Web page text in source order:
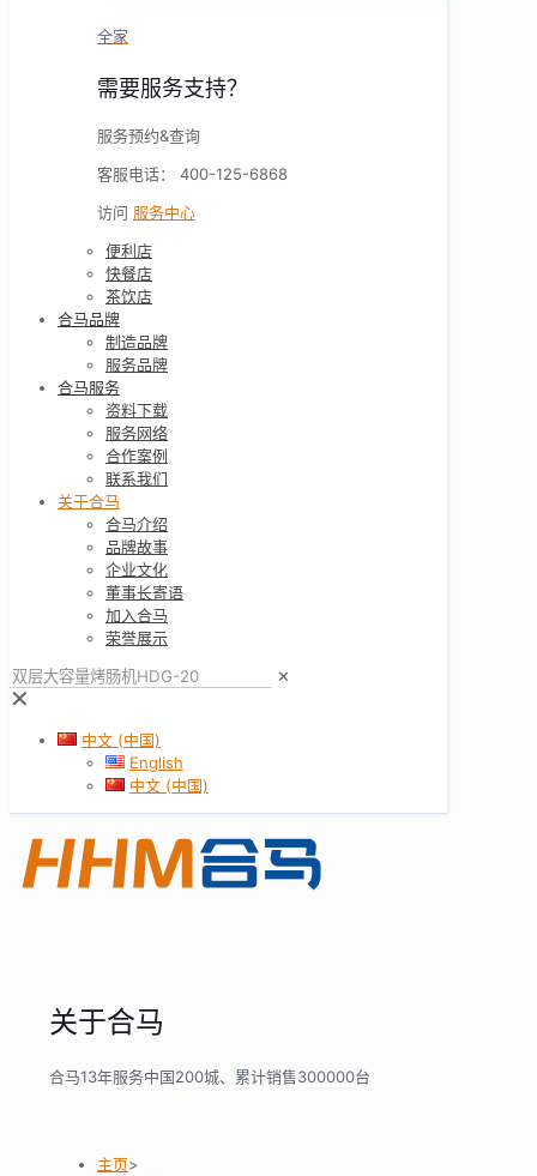
全家
需要服务支持？
服务预约&查询
客服电话： 400-125-6868
访问 服务中心
便利店
快餐店
茶饮店
合马品牌
制造品牌
服务品牌
合马服务
资料下载
服务网络
合作案例
联系我们
关于合马
合马介绍
品牌故事
企业文化
董事长寄语
加入合马
荣誉展示
✕
✕
中文 (中国)
English
中文 (中国)
关于合马
合马13年服务中国200城、累计销售300000台
主页>